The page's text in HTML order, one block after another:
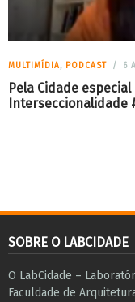
MULTIMÍDIA, PODCAST 6
Pela Cidade
Interseccionalidade
SOBRE O LABCIDADE
O LabCidade –
Faculdade de